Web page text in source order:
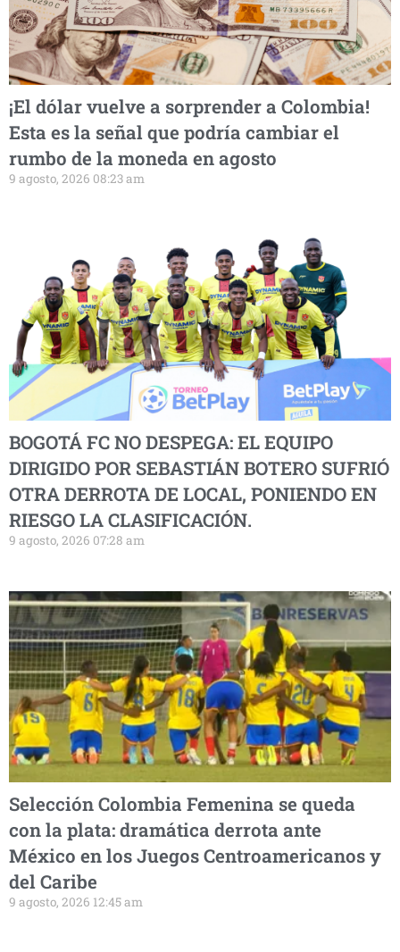
¡El dólar vuelve a sorprender a Colombia!
Esta es la señal que podría cambiar el
rumbo de la moneda en agosto
9 agosto, 2026 08:23 am
BOGOTÁ FC NO DESPEGA: EL EQUIPO
DIRIGIDO POR SEBASTIÁN BOTERO SUFRIÓ
OTRA DERROTA DE LOCAL, PONIENDO EN
RIESGO LA CLASIFICACIÓN.
9 agosto, 2026 07:28 am
Selección Colombia Femenina se queda
con la plata: dramática derrota ante
México en los Juegos Centroamericanos y
del Caribe
9 agosto, 2026 12:45 am